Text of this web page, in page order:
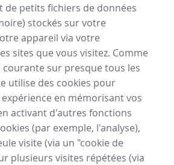
de petits fichiers de données
stockés sur votre
appareil via votre
sites que vous visitez. Comme
sur presque tous les
utilise des cookies pour
en mémorisant vos
activant d'autres fonctions
(par exemple, l'analyse),
visite (via un "cookie de
plusieurs visites répétées (via